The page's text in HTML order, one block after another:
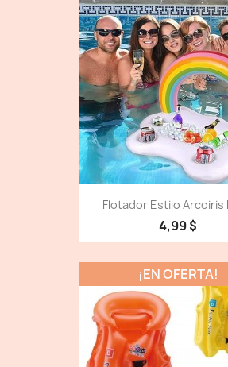
Flotador Estilo Arcoiris
4,99 $
¡EN OFERTA!